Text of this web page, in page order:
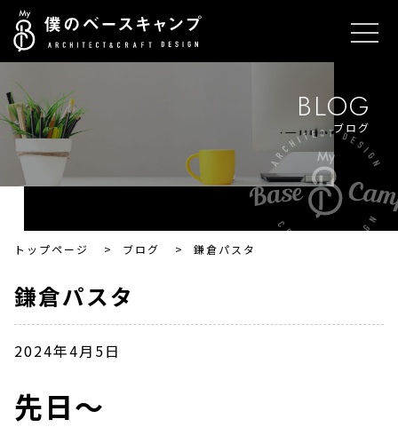
BLOG
ブログ
トップページ > ブログ > 鎌倉パスタ
鎌倉パスタ
2024年4月5日
先日～